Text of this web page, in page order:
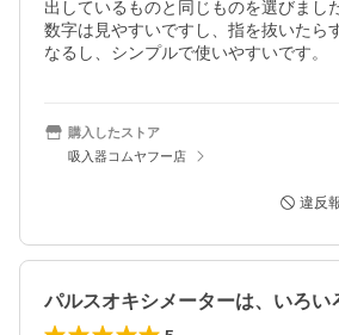
出しているものと同じものを選びまし
数字は見やすいですし、指を抜いたら
なるし、シンプルで使いやすいです。
購入したストア
吸入器コムヤフー店
違反